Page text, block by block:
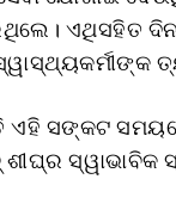
ଏଥିସହିତ
ସଙ୍କଟ